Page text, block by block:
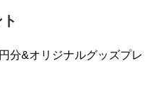
分&オリジナルグッズプレ